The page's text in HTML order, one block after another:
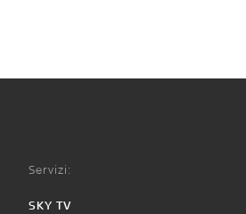
Servizi:
SKY TV